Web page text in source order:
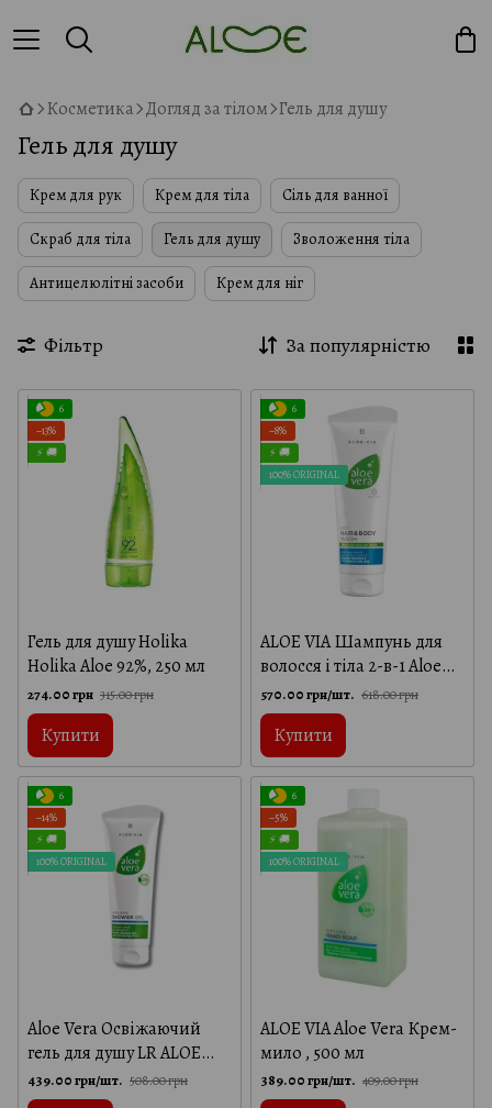
Косметика Догляд за тілом Гель для душу
Гель для душу
Крем для рук Крем для тіла Сіль для ванної
Скраб для тіла Гель для душу Зволоження тіла
Антицелюлітні засоби Крем для ніг
Фільтр За популярністю
6
−13%
⚡ 🚚
Гель для душу Holika
Holika Aloe 92%, 250 мл
274.00 грн 315.00 грн
Купити
6
−8%
⚡ 🚚
100% ORIGINAL
ALOE VIA Шампунь для
волосся і тіла 2-в-1 Aloe
Vera, LR Health and Beauty,
250 мл
570.00 грн/шт. 618.00 грн
Купити
6
−14%
⚡ 🚚
100% ORIGINAL
Aloe Vera Освіжаючий
гель для душу LR ALOE
VIA, 250 мл
439.00 грн/шт. 508.00 грн
6
−5%
⚡ 🚚
100% ORIGINAL
ALOE VIA Aloe Vera Крем-
мило , 500 мл
389.00 грн/шт. 409.00 грн